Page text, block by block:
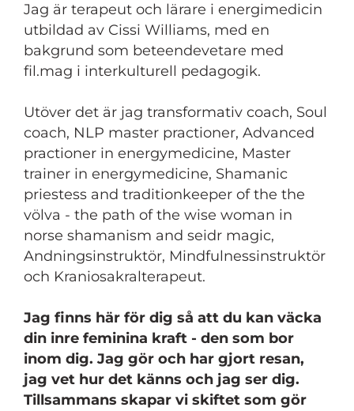
Jag är terapeut och lärare i energimedicin
utbildad av Cissi Williams, med en
bakgrund som beteendevetare med
fil.mag i interkulturell pedagogik.
Utöver det är jag transformativ coach, Soul
coach, NLP master practioner, Advanced
practioner in energymedicine, Master
trainer in energymedicine, Shamanic
priestess and traditionkeeper of the the
völva - the path of the wise woman in
norse shamanism and seidr magic,
Andningsinstruktör, Mindfulnessinstruktör
och Kraniosakralterapeut.
Jag finns här för dig så att du kan väcka
din inre feminina kraft - den som bor
inom dig. Jag gör och har gjort resan,
jag vet hur det känns och jag ser dig.
Tillsammans skapar vi skiftet som gör